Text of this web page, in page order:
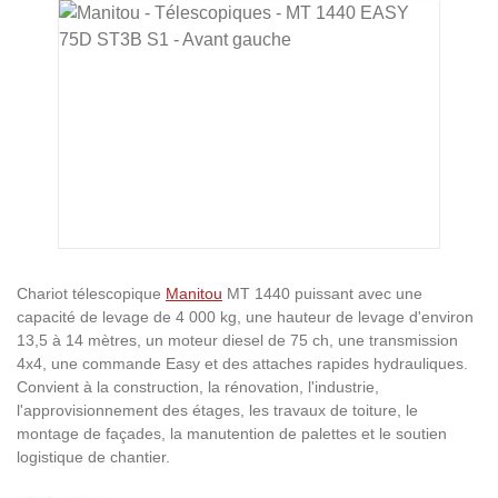
Ignorer la galerie d'images
Chariot télescopique Manitou MT 1440 puissant avec une
capacité de levage de 4 000 kg, une hauteur de levage d'environ
13,5 à 14 mètres, un moteur diesel de 75 ch, une transmission
4x4, une commande Easy et des attaches rapides hydrauliques.
Convient à la construction, la rénovation, l'industrie,
l'approvisionnement des étages, les travaux de toiture, le
montage de façades, la manutention de palettes et le soutien
logistique de chantier.